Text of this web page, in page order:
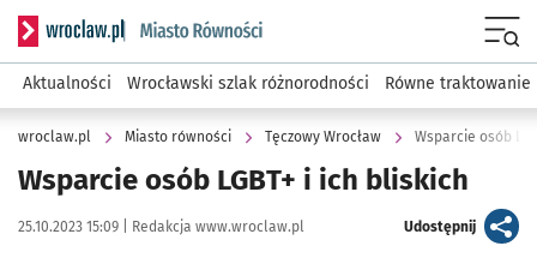
Serwis informacyjny wroclaw.pl podserwis: Miasto równości
Aktualności Wrocławski szlak różnorodności Równe traktowanie
wroclaw.pl Miasto równości Tęczowy Wrocław Wsparcie osób
Wsparcie osób LGBT+ i ich bliskich
Data publikacji:
25.10.2023 15:09 | Autor:
Redakcja www.wroclaw.pl Udostępnijartykuł